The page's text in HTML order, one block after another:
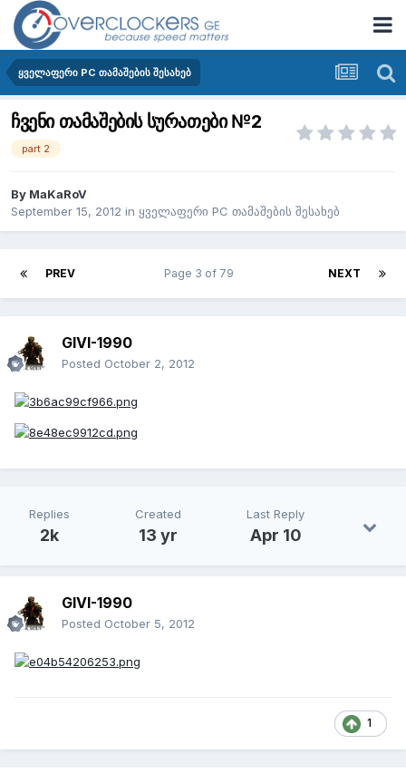
ყველაფერი PC თამაშების შესახებ
ჩვენი თამაშების სურათები №2
part 2
By MaKaRoV
September 15, 2012 in ყველაფერი PC თამაშების შესახებ
PREV NEXT
Page 3 of 79
GIVI-1990
Posted October 2, 2012
Replies
2k
Created
13 yr
Last Reply
Apr 10
GIVI-1990
Posted October 5, 2012
1